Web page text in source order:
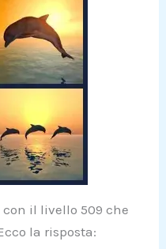
il livello 509 che
la risposta: